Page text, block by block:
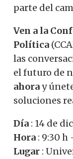
parte del
Ven a la
Política
las
el futuro de
ahoray
soluciones
Día : 14 de
Hora : 9:30 h
Lugar :